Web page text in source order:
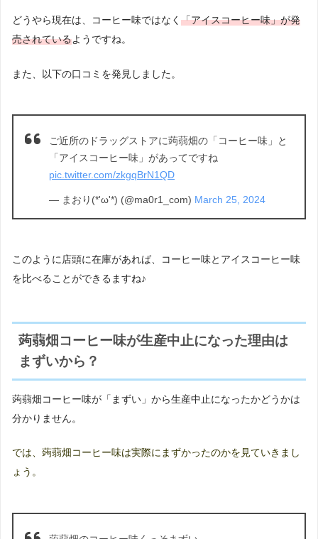
どうやら現在は、コーヒー味ではなく 「アイスコーヒー味」が発
売されているようですね。
また、以下の口コミを発見しました。
ご近所のドラッグストアに蒟蒻畑の「コーヒー味」と
「アイスコーヒー味」があってですね
pic.twitter.com/zkgqBrN1QD
— まおり(*'ω'*) (@ma0r1_com) March 25, 2024
このように店頭に在庫があれば、コーヒー味とアイスコーヒー味
を比べることができるますね♪
蒟蒻畑コーヒー味が生産中止になった理由は
まずいから？
蒟蒻畑コーヒー味が「まずい」から生産中止になったかどうかは
分かりません。
では、蒟蒻畑コーヒー味は実際にまずかったのかを見ていきまし
ょう。